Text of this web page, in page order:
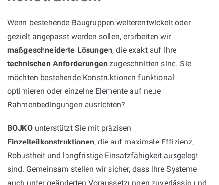
Wenn bestehende Baugruppen weiterentwickelt oder
gezielt angepasst werden sollen, erarbeiten wir
maßgeschneiderte Lösungen, die exakt auf Ihre
technischen Anforderungen zugeschnitten sind. Sie
möchten bestehende Konstruktionen funktional
optimieren oder einzelne Elemente auf neue
Rahmenbedingungen ausrichten?
BOJKOunterstützt Sie mit präzisen
Einzelteilkonstruktionen, die auf maximale Effizienz,
Robustheit und langfristige Einsatzfähigkeit ausgelegt
sind. Gemeinsam stellen wir sicher, dass Ihre Systeme
auch unter geänderten Voraussetzungen zuverlässig und